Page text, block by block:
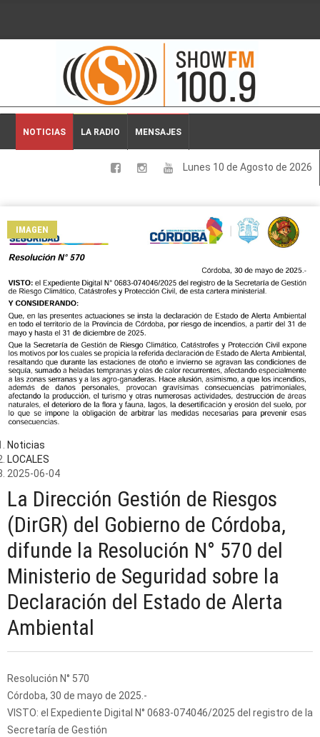
2026-08-10 04:58:48
NOTICIAS LA RADIO MENSAJES
Lunes 10 de Agosto de 2026
LOCALES
DEPORTES
ESPECTACULOS
IMAGEN
Noticias
LOCALES
2025-06-04
La Dirección Gestión de Riesgos
(DirGR) del Gobierno de Córdoba,
difunde la Resolución N° 570 del
Ministerio de Seguridad sobre la
Declaración del Estado de Alerta
Ambiental
Resolución N° 570
Córdoba, 30 de mayo de 2025.-
VISTO: el Expediente Digital N° 0683-074046/2025 del registro de la
Secretaría de Gestión